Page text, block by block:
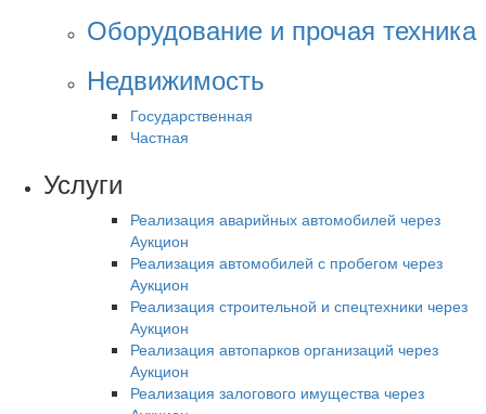
Оборудование и прочая техника
Недвижимость
Государственная
Частная
Услуги
Реализация аварийных автомобилей через
Аукцион
Реализация автомобилей с пробегом через
Аукцион
Реализация строительной и спецтехники через
Аукцион
Реализация автопарков организаций через
Аукцион
Реализация залогового имущества через